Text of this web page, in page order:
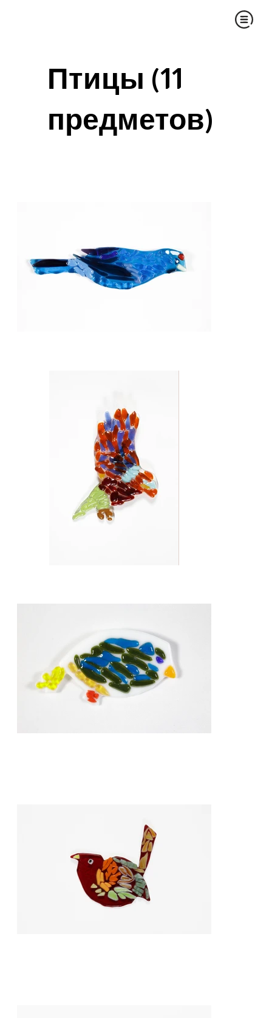
Птицы (11
предметов)